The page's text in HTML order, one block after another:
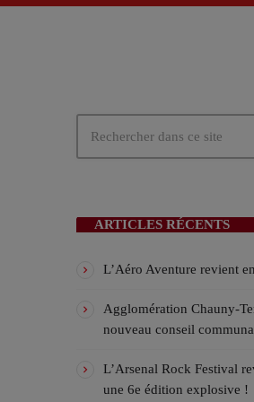
Actualités – Tergnier (02)
EMISSION EN COURS
VIV & TUBES Avec Charles
ARTICLES RÉCENTS
L’Aéro Aventure revient
Agglomération Chauny-
nouveau conseil
L’Arsenal Rock Festival
une 6e édition explosive !